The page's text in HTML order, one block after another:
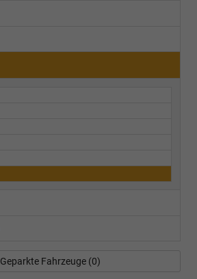
Geparkte Fahrzeuge (0)